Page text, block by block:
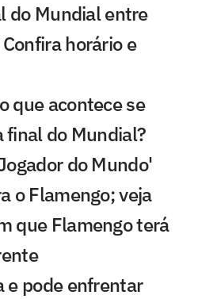
do Mundial entre
horário e
que acontece se
final do Mundial?
do Mundo'
o Flamengo; veja
que Flamengo terá
e pode enfrentar